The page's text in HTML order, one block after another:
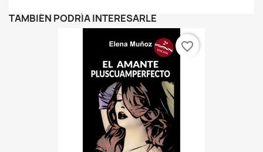
TAMBIÉN PODRÍA INTERESARLE
favorite_border